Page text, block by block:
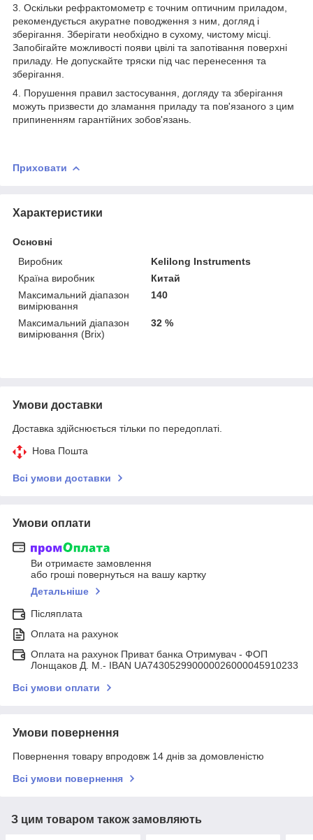
3. Оскільки рефрактомометр є точним оптичним приладом,
рекомендується акуратне поводження з ним, догляд і
зберігання. Зберігати необхідно в сухому, чистому місці.
Запобігайте можливості появи цвілі та запотівання поверхні
приладу. Не допускайте тряски під час перенесення та
зберігання.
4. Порушення правил застосування, догляду та зберігання
можуть призвести до зламання приладу та пов'язаного з цим
припиненням гарантійних зобов'язань.
Приховати
Характеристики
Основні
Виробник
Kelilong Instruments
Країна виробник
Китай
Максимальний діапазон
вимірювання
140
Максимальний діапазон
вимірювання (Brix)
32 %
Умови доставки
Доставка здійснюється тільки по передоплаті.
Нова Пошта
Всі умови доставки
Умови оплати
Ви отримаєте замовлення
або гроші повернуться на вашу картку
Детальніше
Післяплата
Оплата на рахунок
Оплата на рахунок Приват банка Отримувач - ФОП
Лонщаков Д. М.- IBAN UA743052990000026000045910233
Всі умови оплати
Умови повернення
Повернення товару впродовж 14 днів за домовленістю
Всі умови повернення
З цим товаром також замовляють